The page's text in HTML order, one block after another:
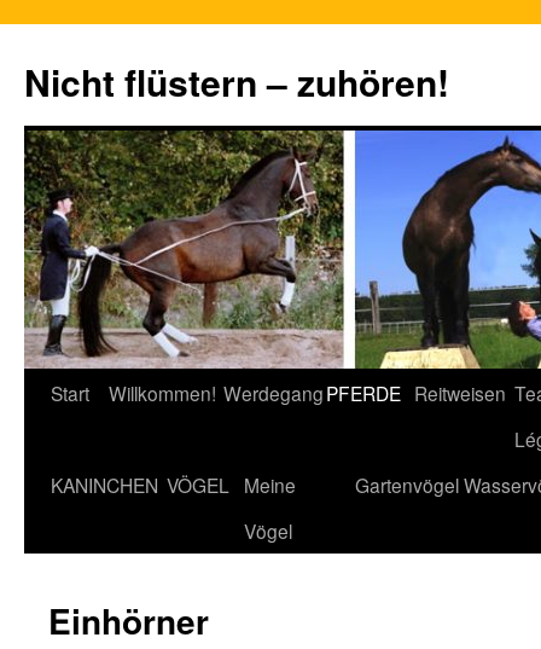
Nicht flüstern – zuhören!
Zum
springen
Start Willkommen! WerdegangPFERDE Reitweisen
KANINCHEN VÖGEL
Meine
Vögel
Gartenvögel
Einhörner